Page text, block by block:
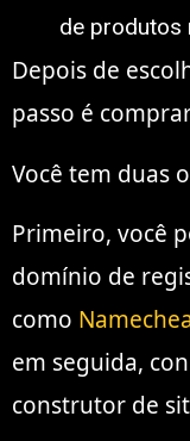
de produtos
Depois de
passo é
Você tem duas
Primeiro, você
domínio de
como
em seguida,
construtor de